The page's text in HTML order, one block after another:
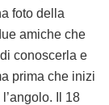
foto della
amiche che
conoscerla e
prima che inizi
Il 18